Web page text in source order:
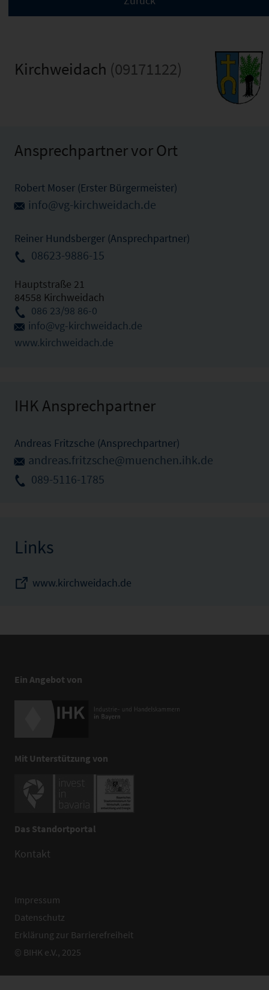
Kirchweidach (09171122)
Ansprechpartner vor Ort
Robert Moser (Erster Bürgermeister)
info@vg-kirchweidach.de
Reiner Hundsberger (Ansprechpartner)
08623-9886-15
Hauptstraße 21
84558 Kirchweidach
086 23/98 86-0
info@vg-kirchweidach.de
www.kirchweidach.de
IHK Ansprechpartner
Andreas Fritzsche (Ansprechpartner)
andreas.fritzsche@muenchen.ihk.de
089-5116-1785
Links
www.kirchweidach.de
Ein Angebot von
Mit Unterstützung von
Das Standortportal
Kontakt
Impressum
Datenschutz
Erklärung zur Barrierefreiheit
© BIHK e.V., 2025